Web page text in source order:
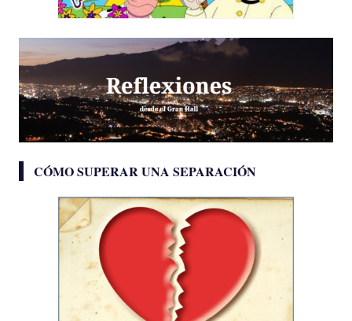
CÓMO SUPERAR UNA SEPARACIÓN